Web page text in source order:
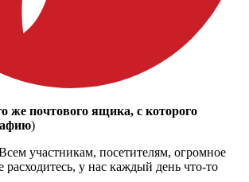
же почтового ящика, с которого
)
участникам, посетителям, огромное
расходитесь, у нас каждый день что-то